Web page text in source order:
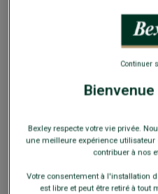
Ce modèle chausse petit,
Bexley respecte votre vie privée.
une meilleure expérience utilisateur
contribuer à nos
Votre consentement à l'installation
est libre et peut être retiré à tout
Continuer